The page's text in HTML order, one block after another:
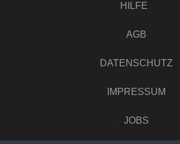
HILFE
AGB
DATENSCHUTZ
IMPRESSUM
JOBS